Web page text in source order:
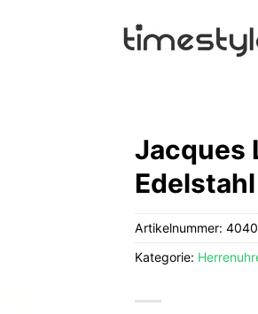
Jacques
Edelstahl
Artikelnummer:
Kategorie: